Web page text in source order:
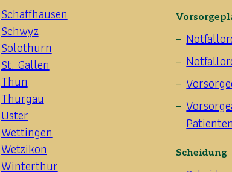
Schaffhausen
Schwyz
Solothurn
St. Gallen
Thun
Thurgau
Uster
Wettingen
Wetzikon
Winterthur
Scheidung